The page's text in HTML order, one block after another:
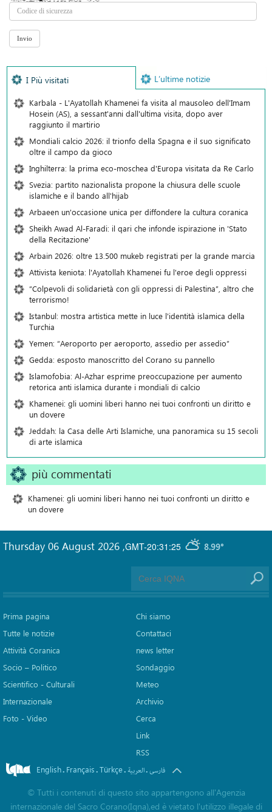
I Più visitati L’ultime notizie
Karbala - L'Ayatollah Khamenei fa visita al mausoleo dell'Imam
Hosein (AS), a sessant'anni dall'ultima visita, dopo aver
raggiunto il martirio
Mondiali calcio 2026: il trionfo della Spagna e il suo significato
oltre il campo da gioco
Inghilterra: la prima eco-moschea d'Europa visitata da Re Carlo
Svezia: partito nazionalista propone la chiusura delle scuole
islamiche e il bando all'hijab
Arbaeen un'occasione unica per diffondere la cultura coranica
Sheikh Awad Al-Faradi: il qari che infonde ispirazione in 'Stato
della Recitazione'
Arbain 2026: oltre 13.500 mukeb registrati per la grande marcia
Attivista keniota: l'Ayatollah Khamenei fu l'eroe degli oppressi
“Colpevoli di solidarietà con gli oppressi di Palestina”, altro che
terrorismo!
Istanbul: mostra artistica mette in luce l'identità islamica della
Turchia
Yemen: “Aeroporto per aeroporto, assedio per assedio”
Gedda: esposto manoscritto del Corano su pannello
Islamofobia: Al-Azhar esprime preoccupazione per aumento
retorica anti islamica durante i mondiali di calcio
Khamenei: gli uomini liberi hanno nei tuoi confronti un diritto e
un dovere
Jeddah: la Casa delle Arti Islamiche, una panoramica su 15 secoli
di arte islamica
più commentati
Khamenei: gli uomini liberi hanno nei tuoi confronti un diritto e
un dovere
GMT-20:31:25 8.99°
Thursday 06 August 2026 ,
Prima pagina
Tutte le notizie
Attività Coranica
Socio – Politico
Scientifico - Culturali
Internazionale
Foto - Video
Chi siamo
Contattaci
news letter
Sondaggio
Meteo
Archivio
Cerca
Link
RSS
English. Français.Türkçe. العربیة.فارسی
© Tutti i contenuti di questo sito appartengono all'Agenzia
internazionale del Sacro Corano(Iqna),ed è vietato l'utilizzo illegale di